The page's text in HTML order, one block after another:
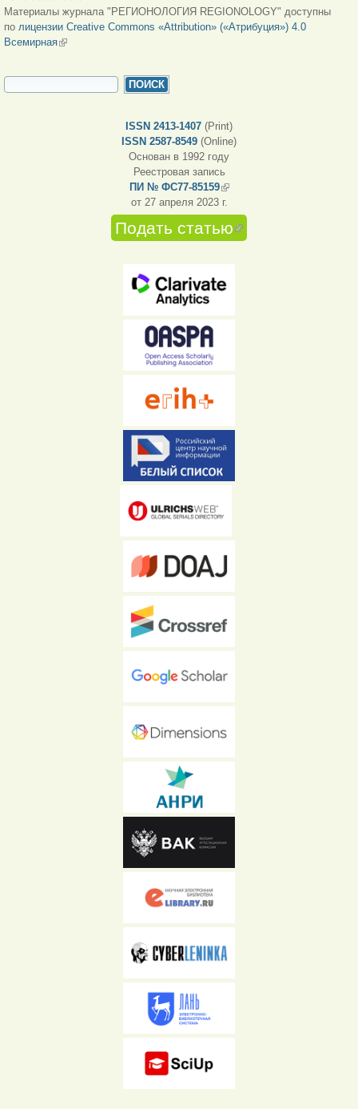
Материалы журнала "РЕГИОНОЛОГИЯ REGIONOLOGY" доступны
по лицензии Creative Commons «Attribution» («Атрибуция») 4.0
Всемирная(внешняя ссылка)
ФОРМА ПОИСКА
ISSN 2413-1407 (Print)
ISSN 2587-8549 (Online)
Основан в 1992 году
Реестровая запись
ПИ № ФС77-85159(внешняя ссылка)
от 27 апреля 2023 г.
Подать статью